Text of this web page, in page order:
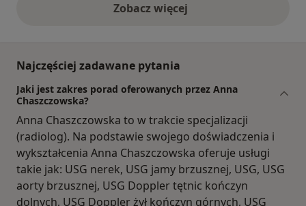
Zobacz więcejopinie powyżej
Najczęściej zadawane pytania
Jaki jest zakres porad oferowanych przez Anna
Chaszczowska?
Anna Chaszczowska to w trakcie specjalizacji
(radiolog). Na podstawie swojego doświadczenia i
wykształcenia Anna Chaszczowska oferuje usługi
takie jak: USG nerek, USG jamy brzusznej, USG, USG
aorty brzusznej, USG Doppler tętnic kończyn
dolnych, USG Doppler żył kończyn górnych, USG